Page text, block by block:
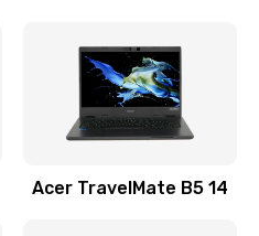
Acer TravelMate B5 14